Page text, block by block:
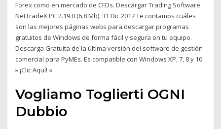
Forex como en mercado de CFDs. Descargar Trading Software
NetTradeX PC 2.19.0 (6.8 Mb). 31 Dic 2017 Te contamos cuáles
son las mejores páginas webs para descargar programas
gratuitos de Windows de forma fácil y segura en tu equipo.
Descarga Gratuita de la última versión del software de gestión
comercial para PyMEs. Es compatible con Windows XP, 7, 8 y 10
» ¡Clic Aquí! «
Vogliamo Toglierti OGNI
Dubbio